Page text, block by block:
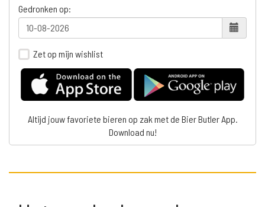
Gedronken op:
Zet op mijn wishlist
Altijd jouw favoriete bieren op zak met de Bier Butler App.
Download nu!